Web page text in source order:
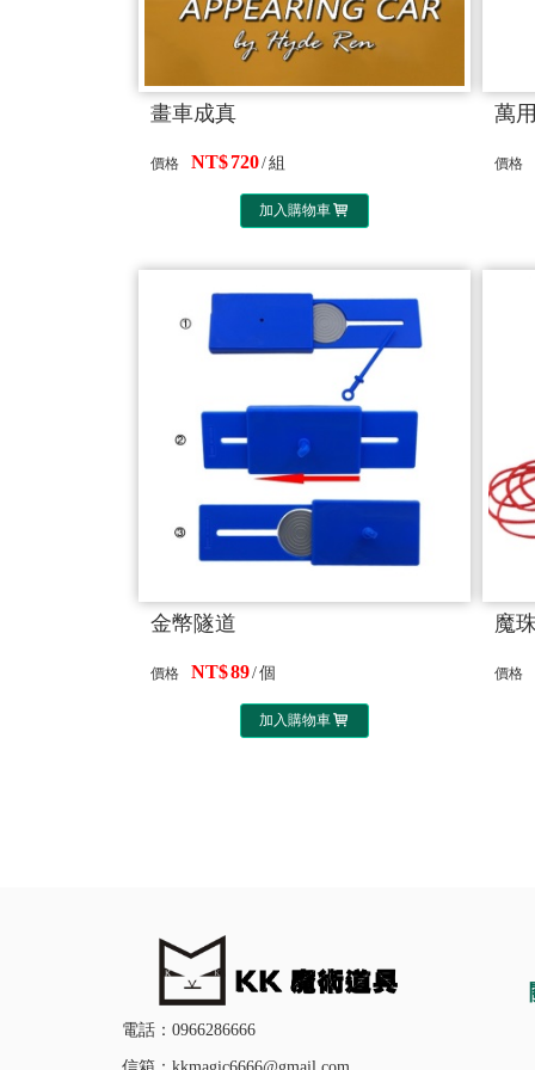
畫車成真
價格 720 組
加入購物車
萬
價格
金幣隧道
價格 89 個
加入購物車
魔
價格
電話：0966286666